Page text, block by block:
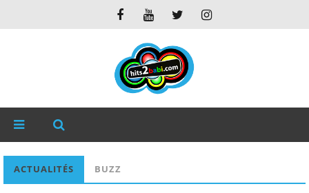
ACTUALITÉS BUZZ